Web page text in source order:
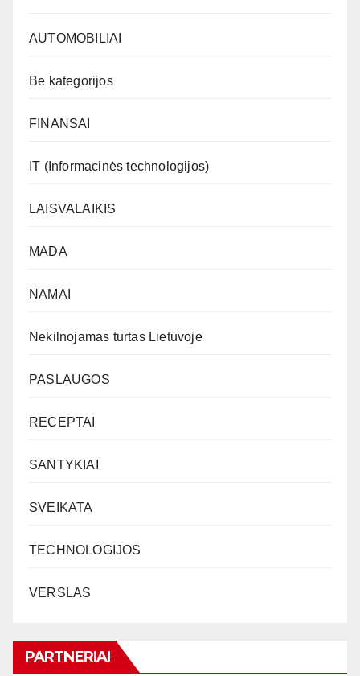
AUTOMOBILIAI
Be kategorijos
FINANSAI
IT (Informacinės technologijos)
LAISVALAIKIS
MADA
NAMAI
Nekilnojamas turtas Lietuvoje
PASLAUGOS
RECEPTAI
SANTYKIAI
SVEIKATA
TECHNOLOGIJOS
VERSLAS
PARTNERIAI